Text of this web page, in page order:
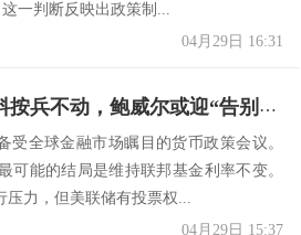
一判断反映出政策制...
04月29日 16:31
美联储“决策夜”：利率料按兵不动，鲍威尔或迎“告别发布会”
受全球金融市场瞩目的货币政策会议。
可能的结局是维持联邦基金利率不变。
压力，但美联储有投票权...
04月29日 15:37